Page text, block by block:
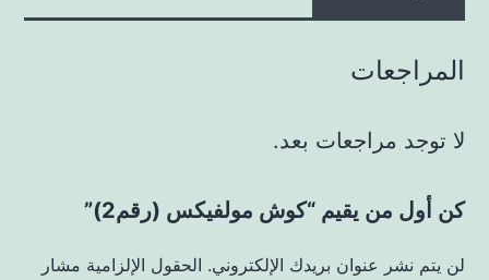
المراجعات
لا توجد مراجعات بعد.
كن أول من يقيم “كوش مولفيكس (رقم2)”
لن يتم نشر عنوان بريدك الإلكتروني. الحقول الإلزامية مشار